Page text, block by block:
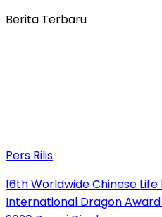
Berita Terbaru
Pers Rilis
16th Worldwide Chinese
International Dragon